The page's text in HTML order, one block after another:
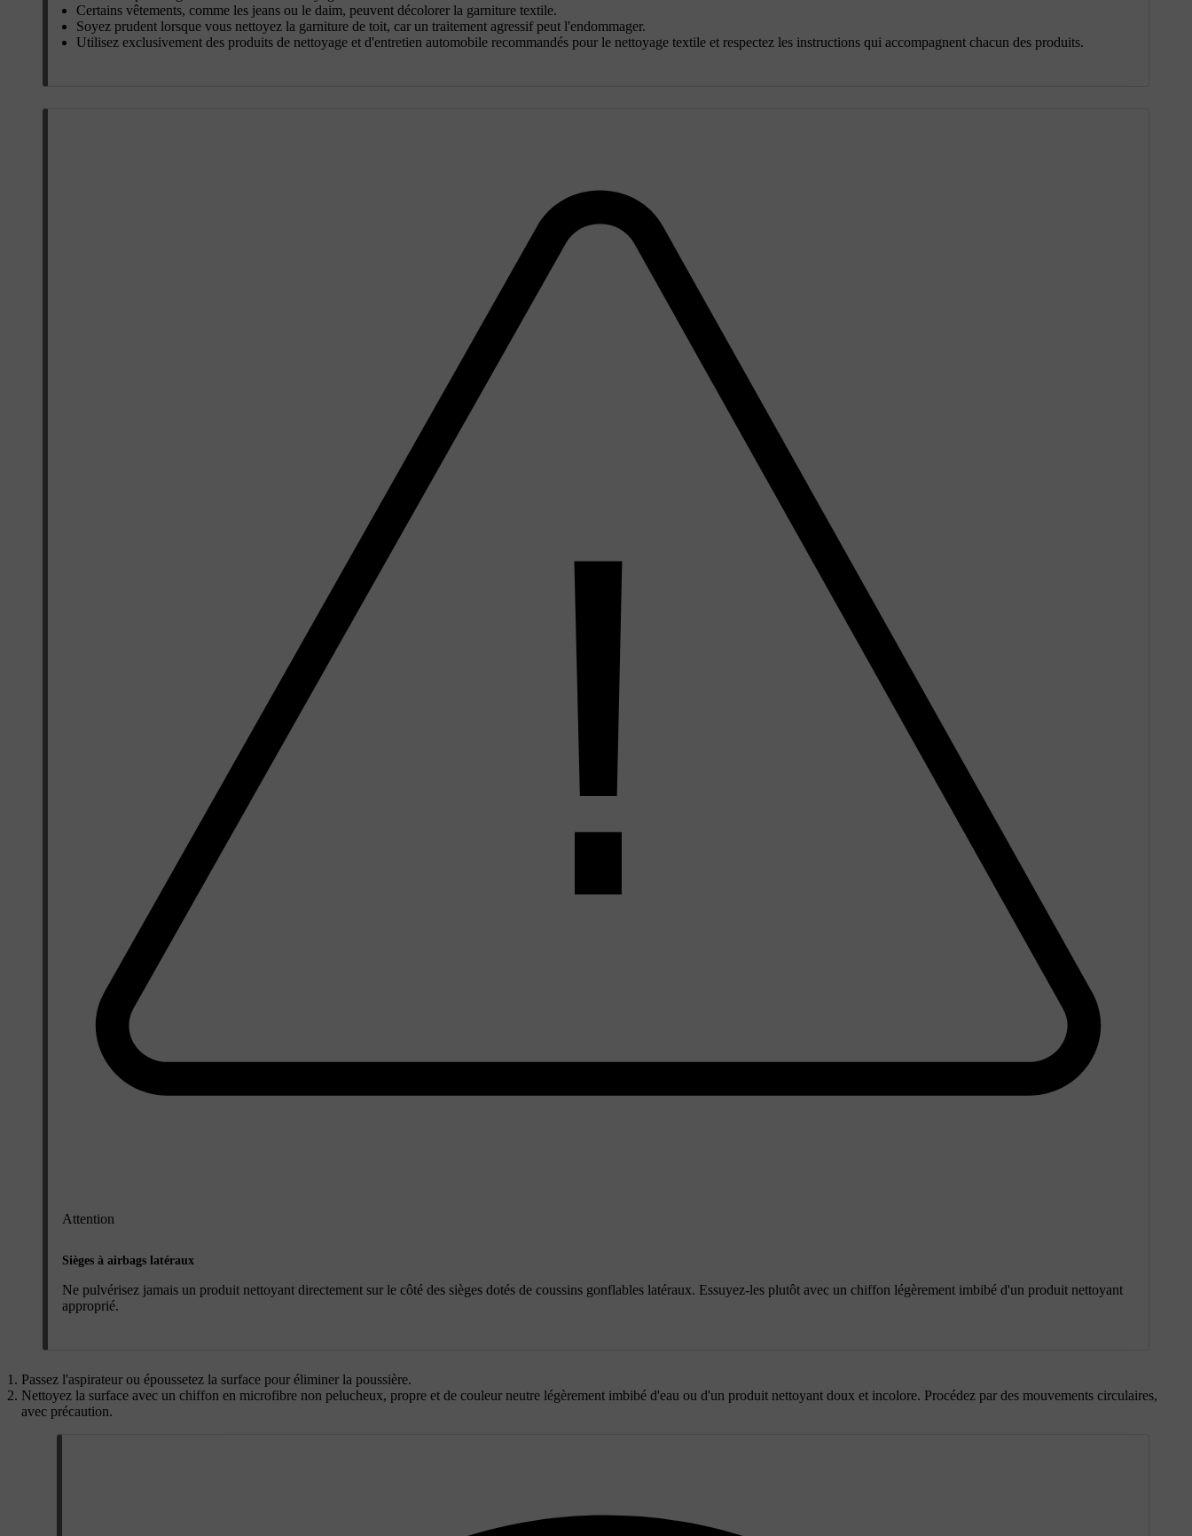
Certains vêtements, comme les jeans ou le daim, peuvent décolorer la garniture textile.
Soyez prudent lorsque vous nettoyez la garniture de toit, car un traitement agressif peut l'endommager.
Utilisez exclusivement des produits de nettoyage et d'entretien automobile recommandés pour le nettoyage textile et respectez les instructions qui accompagnent chacun des produits.
Attention
Sièges à airbags latéraux
Ne pulvérisez jamais un produit nettoyant directement sur le côté des sièges dotés de coussins gonflables latéraux. Essuyez-les plutôt avec un chiffon légèrement imbibé d'un produit nettoyant
approprié.
Passez l'aspirateur ou époussetez la surface pour éliminer la poussière.
Nettoyez la surface avec un chiffon en microfibre non pelucheux, propre et de couleur neutre légèrement imbibé d'eau ou d'un produit nettoyant doux et incolore. Procédez par des mouvements circulaires,
avec précaution.